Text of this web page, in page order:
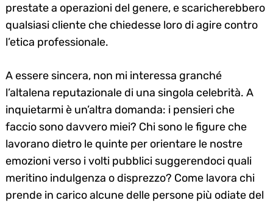
prestate a operazioni del genere, e scaricherebbero
qualsiasi cliente che chiedesse loro di agire contro
l’etica professionale.
A essere sincera, non mi interessa granché
l’altalena reputazionale di una singola celebrità. A
inquietarmi è un’altra domanda: i pensieri che
faccio sono davvero miei? Chi sono le figure che
lavorano dietro le quinte per orientare le nostre
emozioni verso i volti pubblici suggerendoci quali
meritino indulgenza o disprezzo? Come lavora chi
prende in carico alcune delle persone più odiate del